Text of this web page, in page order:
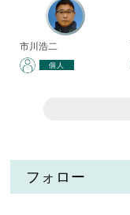
市川浩二
個人
フォロー